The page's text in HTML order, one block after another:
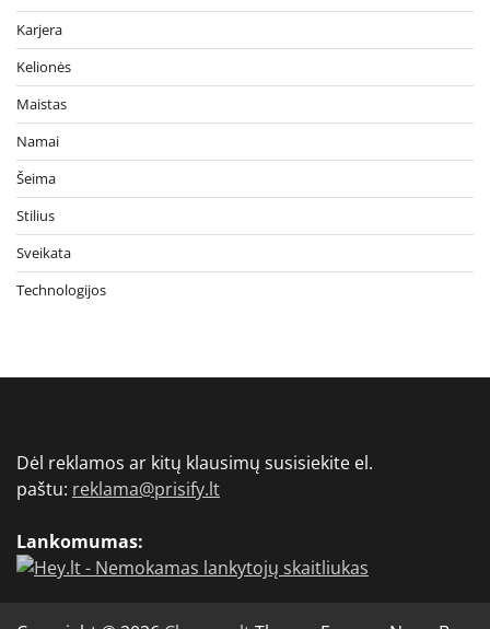
Karjera
Kelionės
Maistas
Namai
Šeima
Stilius
Sveikata
Technologijos
Dėl reklamos ar kitų klausimų susisiekite el.
paštu: reklama@prisify.lt
Lankomumas: